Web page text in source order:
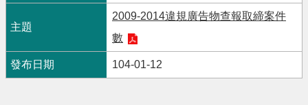
2009-2014違規廣告物查報取締案件
數
104-01-12